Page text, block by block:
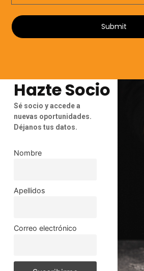
Submit
Hazte Socio
Sé socio y accede a
nuevas oportunidades.
Déjanos tus datos.
Nombre
Apellidos
Correo electrónico